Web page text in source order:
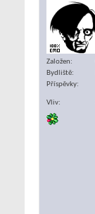
Založen
Bydliště
Příspěvky
Vliv